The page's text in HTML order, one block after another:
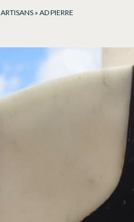
ARTISANS » AD PIERRE